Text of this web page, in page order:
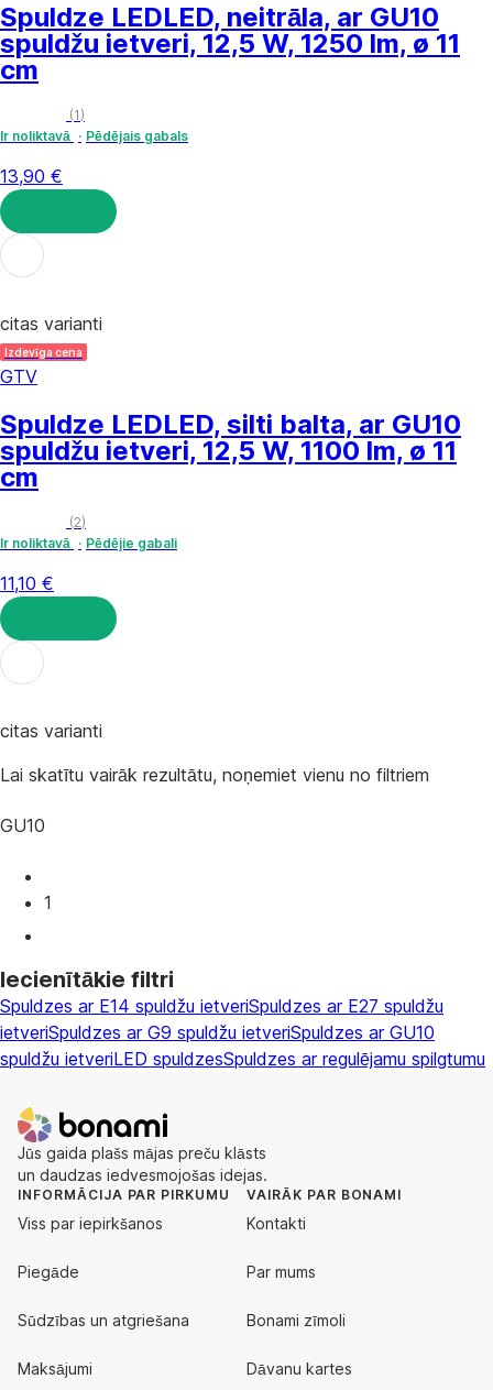
Spuldze LEDLED, neitrāla, ar GU10
spuldžu ietveri, 12,5 W, 1250 lm, ø 11
cm
(1 )
Ir noliktavā
Pēdējais gabals
13,90 €
LIKT GROZĀ
citas varianti
Izdevīga cena
GTV
Spuldze LEDLED, silti balta, ar GU10
spuldžu ietveri, 12,5 W, 1100 lm, ø 11
cm
(2)
Ir noliktavā
Pēdējie gabali
11,10 €
LIKT GROZĀ
citas varianti
Lai skatītu vairāk rezultātu, noņemiet vienu no filtriem
GU10
1
Iecienītākie filtri
Spuldzes ar E14 spuldžu ietveriSpuldzes ar E27 spuldžu
ietveriSpuldzes ar G9 spuldžu ietveriSpuldzes ar GU10
spuldžu ietveriLED spuldzesSpuldzes ar regulējamu spilgtumu
Jūs gaida plašs mājas preču klāsts
un daudzas iedvesmojošas idejas.
INFORMĀCIJA PAR PIRKUMU
Viss par iepirkšanos
Piegāde
Sūdzības un atgriešana
Maksājumi
VAIRĀK PAR BONAMI
Kontakti
Par mums
Bonami zīmoli
Dāvanu kartes